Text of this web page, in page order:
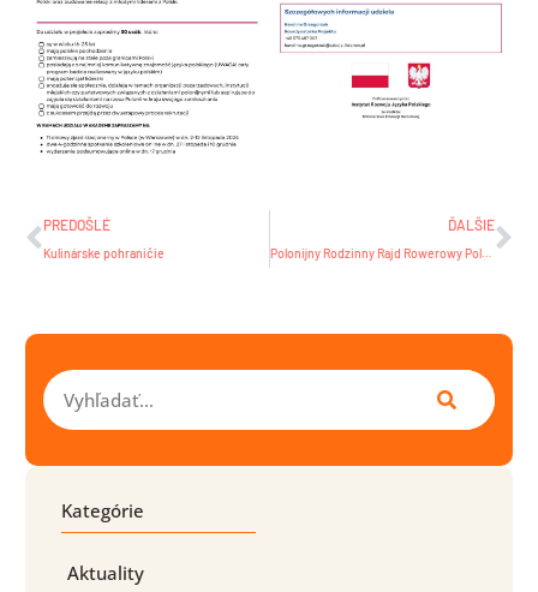
PREDOŠLÉ
Kulinárske pohraničie
ĎALŠIE
Polonijny Rodzinny Rajd Rowerowy Polonia BIKE III
Vyhľadať
Kategórie
Aktuality